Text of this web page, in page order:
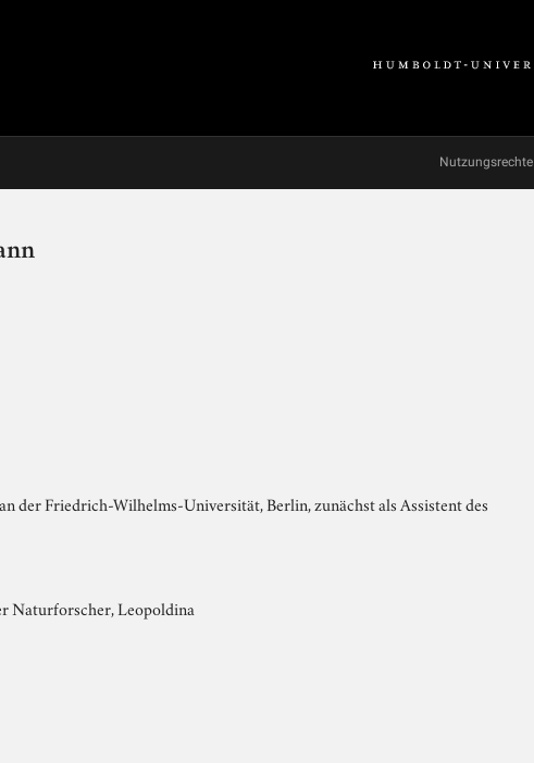
Nutzungsrechte
der Friedrich-Wilhelms-Universität, Berlin, zunächst als Assistent des
Naturforscher, Leopoldina